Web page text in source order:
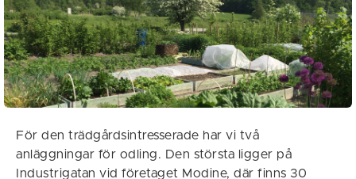
För den trädgårdsintresserade har vi två
anläggningar för odling. Den största ligger på
Industrigatan vid företaget Modine, där finns 30